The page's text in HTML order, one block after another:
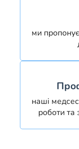
ми
наші
роботи та